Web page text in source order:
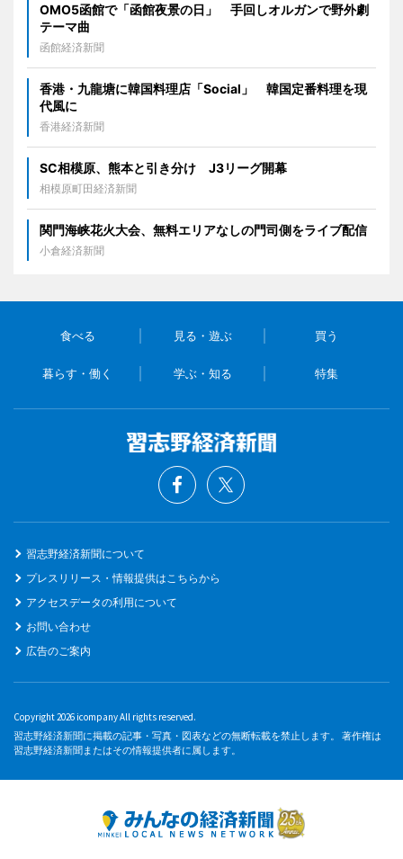
OMO5函館で「函館夜景の日」 手回しオルガンで野外劇
テーマ曲
函館経済新聞
香港・九龍塘に韓国料理店「Social」 韓国定番料理を現
代風に
香港経済新聞
SC相模原、熊本と引き分け J3リーグ開幕
相模原町田経済新聞
関門海峡花火大会、無料エリアなしの門司側をライブ配信
小倉経済新聞
食べる 見る・遊ぶ 買う
暮らす・働く 学ぶ・知る 特集
習志野経済新聞について
プレスリリース・情報提供はこちらから
アクセスデータの利用について
お問い合わせ
広告のご案内
Copyright 2026 icompany All rights reserved.
習志野経済新聞に掲載の記事・写真・図表などの無断転載を禁止します。 著作権は
習志野経済新聞またはその情報提供者に属します。